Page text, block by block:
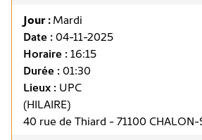
Jour :Mardi
Date :04-11-2025
Horaire :16:15
Durée :01:30
Lieux : UPC
(HILAIRE)
40 rue de Thiard - 71100 CHALON-